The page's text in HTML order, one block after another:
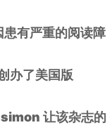
有严重的阅读障
办了美国版
让该杂志的